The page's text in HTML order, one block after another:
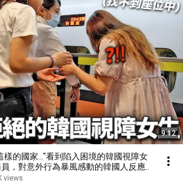
9:12
樣的國家..."看到陷入困境的韓國視障女
，對意外行為暴風感動的韓國人反應..
views